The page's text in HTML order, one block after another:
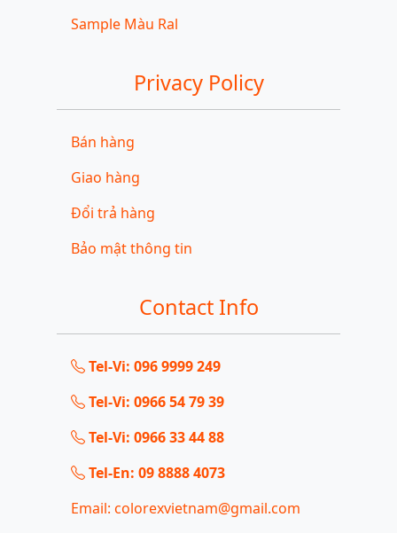
Sample Màu Ral
Privacy Policy
Bán hàng
Giao hàng
Đổi trả hàng
Bảo mật thông tin
Contact Info
Tel-Vi: 096 9999 249
Tel-Vi: 0966 54 79 39
Tel-Vi: 0966 33 44 88
Tel-En: 09 8888 4073
Email: colorexvietnam@gmail.com